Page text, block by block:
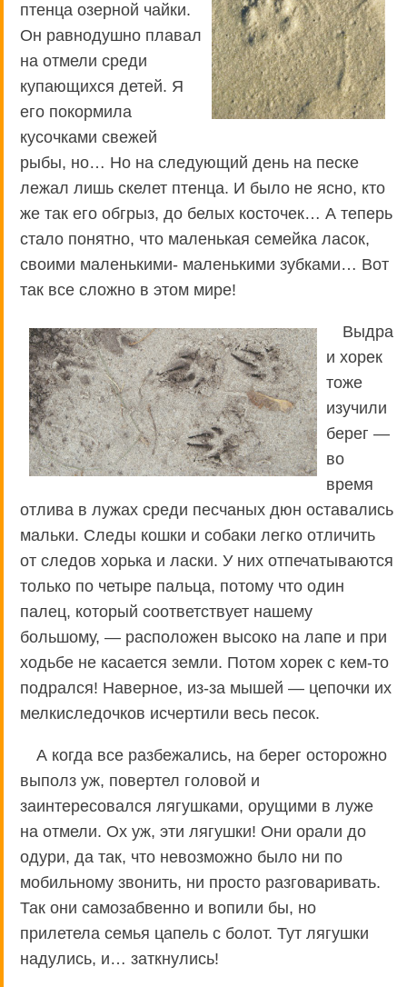
птенца озерной чайки.
Он равнодушно плавал
на отмели среди
купающихся детей. Я
его покормила
кусочками свежей
рыбы, но… Но на следующий день на песке
лежал лишь скелет птенца. И было не ясно, кто
же так его обгрыз, до белых косточек… А теперь
стало понятно, что маленькая семейка ласок,
своими маленькими- маленькими зубками… Вот
так все сложно в этом мире!
Выдра
и хорек
тоже
изучили
берег —
во
время
отлива в лужах среди песчаных дюн оставались
мальки. Следы кошки и собаки легко отличить
от следов хорька и ласки. У них отпечатываются
только по четыре пальца, потому что один
палец, который соответствует нашему
большому, — расположен высоко на лапе и при
ходьбе не касается земли. Потом хорек с кем-то
подрался! Наверное, из-за мышей — цепочки их
мелкиследочков исчертили весь песок.
А когда все разбежались, на берег осторожно
выполз уж, повертел головой и
заинтересовался лягушками, орущими в луже
на отмели. Ох уж, эти лягушки! Они орали до
одури, да так, что невозможно было ни по
мобильному звонить, ни просто разговаривать.
Так они самозабвенно и вопили бы, но
прилетела семья цапель с болот. Тут лягушки
надулись, и… заткнулись!